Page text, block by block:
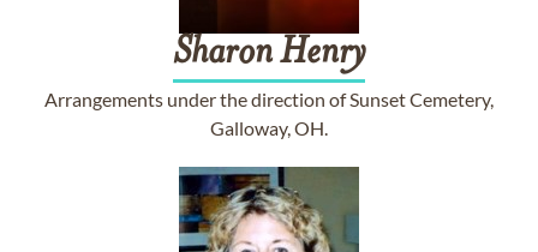
SharonHenry
Arrangements under the direction of Sunset Cemetery,
Galloway, OH.